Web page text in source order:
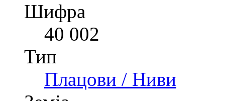
Шифра
40 002
Тип
Плацови / Ниви